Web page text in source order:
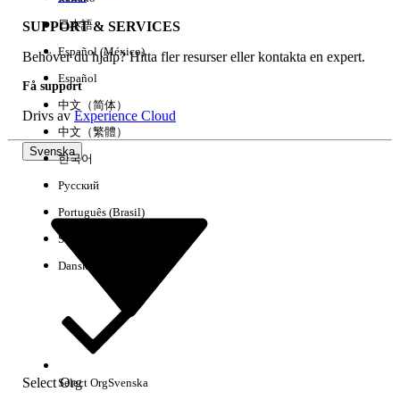
Rensa alla Klart
Här är några söktips
Kontrollera stavningen av dina nyckelord.
SUPPORT & SERVICES
Behöver du hjälp? Hitta fler resurser eller kontakta en expert.
Få support
Drivs avExperience Cloud
Svenska
Select Org
日本語
Español (México)
Español
中文（简体）
中文（繁體）
한국어
Русский
Português (Brasil)
Suomi
Dansk
Select OrgSvenska